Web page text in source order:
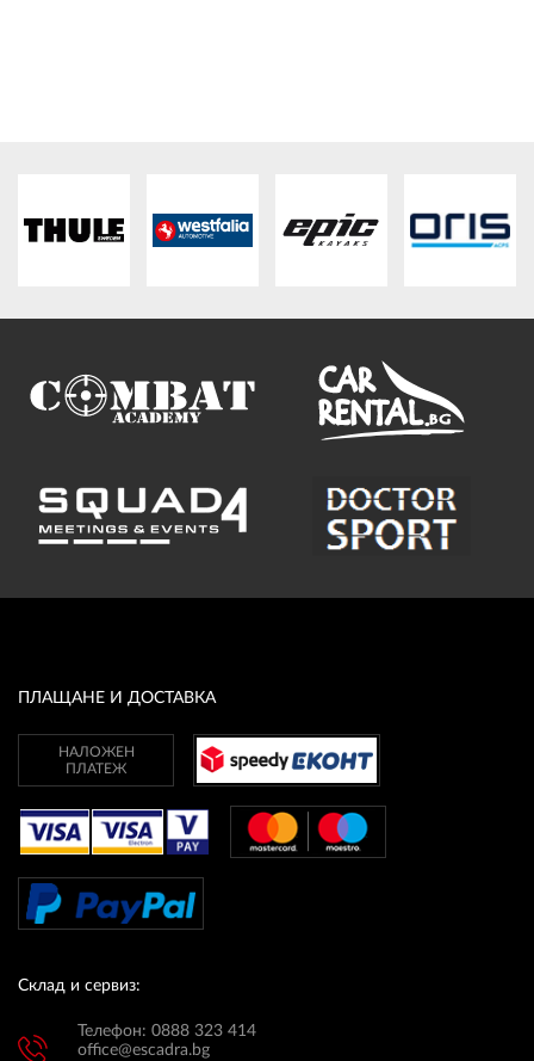
ПЛАЩАНЕ И ДОСТАВКА
НАЛОЖЕН
ПЛАТЕЖ
Склад и сервиз:
Телефон: 0888 323 414
office@escadra.bg